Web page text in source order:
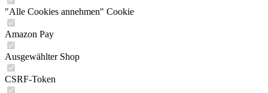
"Alle Cookies annehmen" Cookie
Amazon Pay
Ausgewählter Shop
CSRF-Token